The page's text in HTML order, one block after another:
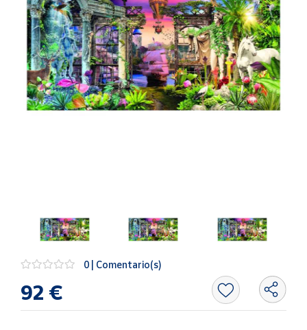
Para Canarias,
Ceuta y Melilla
Más
populares
de Correos
Market
Productos
0 | Comentario(s)
92 €